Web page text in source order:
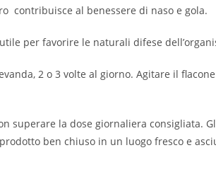
contribuisce al benessere di naso e gola.
per favorire le naturali difese
2 o 3 volte al giorno. Agitare il
la dose giornaliera consigliata.
ben chiuso in un luogo fresco e